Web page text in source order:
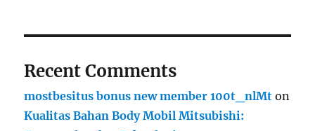
Recent Comments
mostbesitus bonus new member 100t_nlMt on
Kualitas Bahan Body Mobil Mitsubishi: